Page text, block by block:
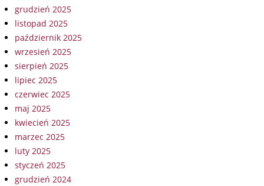
grudzień 2025
listopad 2025
październik 2025
wrzesień 2025
sierpień 2025
lipiec 2025
czerwiec 2025
maj 2025
kwiecień 2025
marzec 2025
luty 2025
styczeń 2025
grudzień 2024